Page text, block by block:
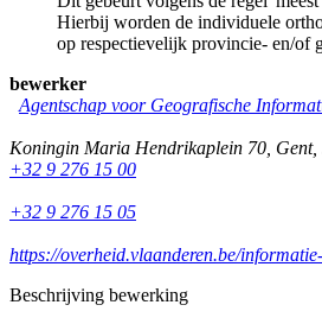
Hierbij worden de individuele
op respectievelijk provincie- en/of
bewerker
Agentschap voor Geografische
Koningin Maria Hendrikaplein 70 Gent,
+32 9 276 15 00
+32 9 276 15 05
https://overheid.vlaanderen.be/
Beschrijving bewerking